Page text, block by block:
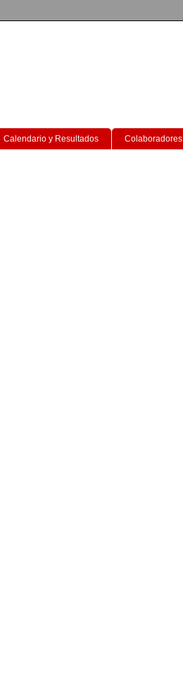
Calendario y Resultados Colaboradores